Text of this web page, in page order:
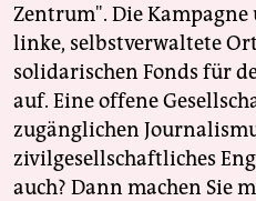
Zentrum". Die
linke, selbstverwaltete
solidarischen Fonds für
auf. Eine offene
zugänglichen
zivilgesellschaftliches
auch? Dann machen Sie